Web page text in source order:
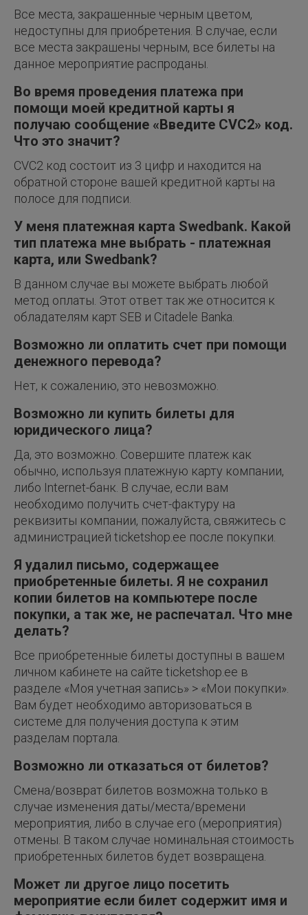
Все места, закрашенные черным цветом,
недоступны для приобретения. В случае, если
все места закрашены черным, все билеты на
данное мероприятие распроданы.
Во время проведения платежа при
помощи моей кредитной карты я
получаю сообщение «Введите CVC2» код.
Что это значит?
CVC2 код состоит из 3 цифр и находится на
обратной стороне вашей кредитной карты на
полосе для подписи.
У меня платежная карта Swedbank. Какой
тип платежа мне выбрать - платежная
карта, или Swedbank?
В данном случае вы можете выбрать любой
метод оплаты. Этот ответ так же относится к
обладателям карт SEB и Citadele Banka.
Возможно ли оплатить счет при помощи
денежного перевода?
Нет, к сожалению, это невозможно.
Возможно ли купить билеты для
юридического лица?
Да, это возможно. Совершите платеж как
обычно, используя платежную карту компании,
либо Internet-банк. В случае, если вам
необходимо получить счет-фактуру на
реквизиты компании, пожалуйста, свяжитесь с
администрацией ticketshop.ee после покупки.
Я удалил письмо, содержащее
приобретенные билеты. Я не сохранил
копии билетов на компьютере после
покупки, а так же, не распечатал. Что мне
делать?
Все приобретенные билеты доступны в вашем
личном кабинете на сайте ticketshop.ee в
разделе «Моя учетная запись» > «Мои покупки».
Вам будет необходимо авторизоваться в
системе для получения доступа к этим
разделам портала.
Возможно ли отказаться от билетов?
Смена/возврат билетов возможна только в
случае изменения даты/места/времени
мероприятия, либо в случае его (мероприятия)
отмены. В таком случае номинальная стоимость
приобретенных билетов будет возвращена.
Может ли другое лицо посетить
мероприятие если билет содержит имя и